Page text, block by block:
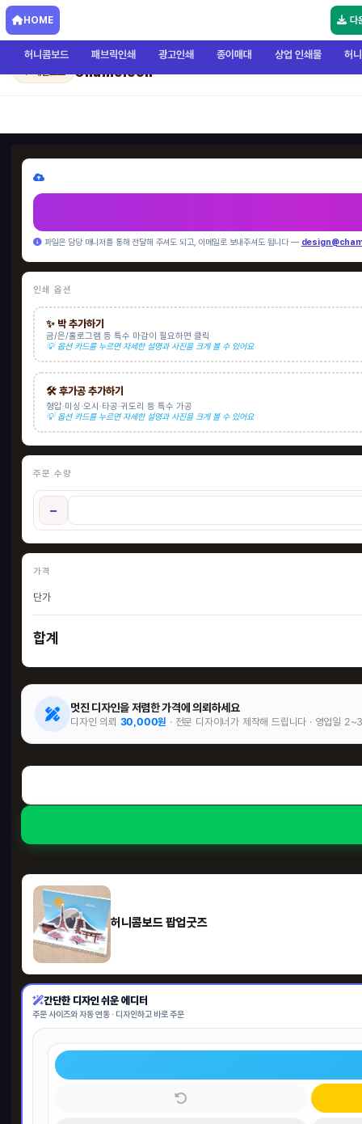
HOME 다
허니콤보드 패브릭인쇄 광고인쇄 종이매대 상업 인쇄물 허
← 메인으로 Chameleon
허니콤보드 팝업굿즈
간단한 디자인 쉬운 에디터
주문 사이즈와 자동 연동 · 디자인하고 바로 주문
파일은 담당 매니저를 통해 전달해 주셔도 되고, 이메일로 보내주셔도 됩니다 —
인쇄 옵션
✨ 박 추가하기
금/은/홀로그램 등 특수 마감이 필요하면 클릭
💡 옵션 카드를 누르면 자세한 설명과 사진을 크게 볼 수 있어요
🛠️ 후가공 추가하기
형압·미싱·오시·타공·귀도리 등 특수 가공
💡 옵션 카드를 누르면 자세한 설명과 사진을 크게 볼 수 있어요
주문 수량
−
가격
단가
합계
멋진 디자인을 저렴한 가격에 의뢰하세요
디자인 의뢰 30,000원 · 전문 디자이너가 제작해 드립니다 · 영업일